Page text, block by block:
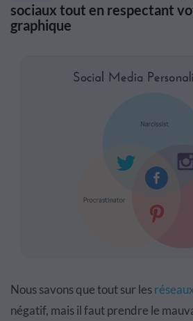
sociaux tout en respectant
graphique
Nous savons que tout sur les
négatif, mais il faut prendre le